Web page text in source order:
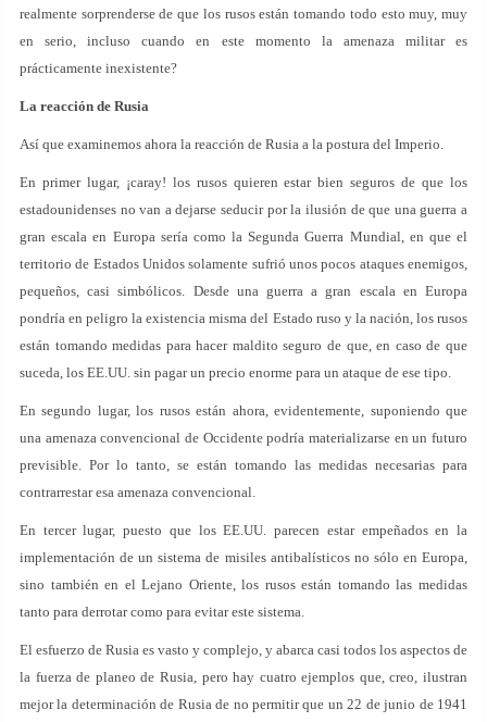
realmente sorprenderse de que los rusos están tomando todo esto muy, muy
en serio, incluso cuando en este momento la amenaza militar es
prácticamente inexistente?
La reacción de Rusia
Así que examinemos ahora la reacción de Rusia a la postura del Imperio.
En primer lugar, ¡caray! los rusos quieren estar bien seguros de que los
estadounidenses no van a dejarse seducir por la ilusión de que una guerra a
gran escala en Europa sería como la Segunda Guerra Mundial, en que el
territorio de Estados Unidos solamente sufrió unos pocos ataques enemigos,
pequeños, casi simbólicos. Desde una guerra a gran escala en Europa
pondría en peligro la existencia misma del Estado ruso y la nación, los rusos
están tomando medidas para hacer maldito seguro de que, en caso de que
suceda, los EE.UU. sin pagar un precio enorme para un ataque de ese tipo.
En segundo lugar, los rusos están ahora, evidentemente, suponiendo que
una amenaza convencional de Occidente podría materializarse en un futuro
previsible. Por lo tanto, se están tomando las medidas necesarias para
contrarrestar esa amenaza convencional.
En tercer lugar, puesto que los EE.UU. parecen estar empeñados en la
implementación de un sistema de misiles antibalísticos no sólo en Europa,
sino también en el Lejano Oriente, los rusos están tomando las medidas
tanto para derrotar como para evitar este sistema.
El esfuerzo de Rusia es vasto y complejo, y abarca casi todos los aspectos de
la fuerza de planeo de Rusia, pero hay cuatro ejemplos que, creo, ilustran
mejor la determinación de Rusia de no permitir que un 22 de junio de 1941